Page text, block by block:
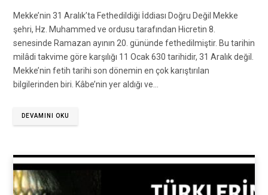
Mekke’nin 31 Aralık’ta Fethedildiği İddiası Doğru Değil Mekke
şehri, Hz. Muhammed ve ordusu tarafından Hicretin 8.
senesinde Ramazan ayının 20. gününde fethedilmiştir. Bu tarihin
milâdi takvime göre karşılığı 11 Ocak 630 tarihidir, 31 Aralık değil.
Mekke’nin fetih tarihi son dönemin en çok karıştırılan
bilgilerinden biri. Kâbe’nin yer aldığı ve…
DEVAMINI OKU